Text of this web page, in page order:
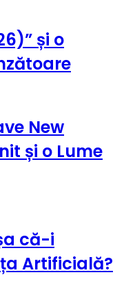
și o
New
și o Lume
că-i
Artificială?